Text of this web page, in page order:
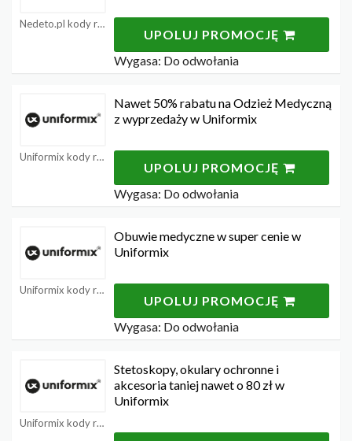
Nedeto.pl kody rabatowe
UPOLUJ PROMOCJĘ
Wygasa: Do odwołania
Uniformix kody rabatowe
Nawet 50% rabatu na Odzież Medyczną
z wyprzedaży w Uniformix
UPOLUJ PROMOCJĘ
Wygasa: Do odwołania
Uniformix kody rabatowe
Obuwie medyczne w super cenie w
Uniformix
UPOLUJ PROMOCJĘ
Wygasa: Do odwołania
Uniformix kody rabatowe
Stetoskopy, okulary ochronne i
akcesoria taniej nawet o 80 zł w
Uniformix